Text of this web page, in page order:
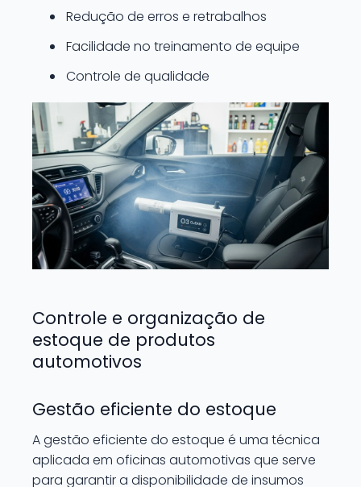
Redução de erros e retrabalhos
Facilidade no treinamento de equipe
Controle de qualidade
Controle e organização de
estoque de produtos
automotivos
Gestão eficiente do estoque
A gestão eficiente do estoque é uma técnica
aplicada em oficinas automotivas que serve
para garantir a disponibilidade de insumos